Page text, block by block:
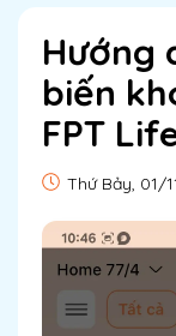
Hướng
biến
FPT
Thứ Bảy, 01/